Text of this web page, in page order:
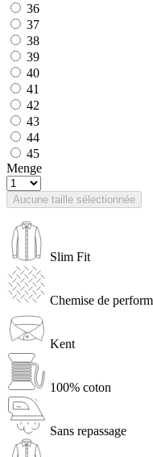
36
37
38
39
40
41
42
43
44
45
Menge
Aucune taille sélectionnée
Slim Fit
Chemise de
Kent
100% coton
Sans repassage